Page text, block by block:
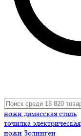
ножи дамасская сталь
точилка электрическая
ножи Золинген